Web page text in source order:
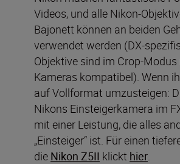
Videos, und alle Nikon-
Bajonett können an beiden
verwendet werden (DX-
Objektive sind im Crop-Modus
Kameras kompatibel). Wenn
auf Vollformat umzusteigen:
Nikons Einsteigerkamera im
mit einer Leistung, die alles
„Einsteiger“ ist. Für einen
die Nikon Z5II klickt hier